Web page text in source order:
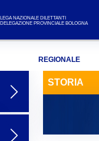
LEGA NAZIONALE DILETTANTI
DELEGAZIONE PROVINCIALE BOLOGNA
REGIONALE
STORIA